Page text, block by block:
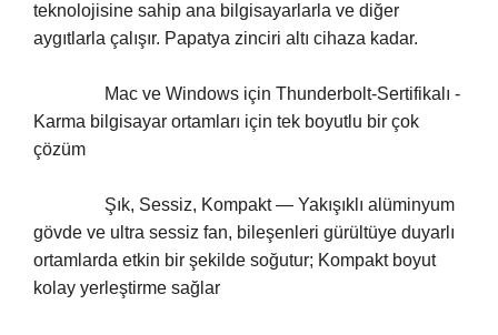
teknolojisine sahip ana bilgisayarlarla ve diğer
aygıtlarla çalışır. Papatya zinciri altı cihaza kadar.
Karma bilgisayar ortamları için tek boyutlu bir çok
çözüm
gövde ve ultra sessiz fan, bileşenleri gürültüye duyarlı
ortamlarda etkin bir şekilde soğutur; Kompakt boyut
kolay yerleştirme sağlar